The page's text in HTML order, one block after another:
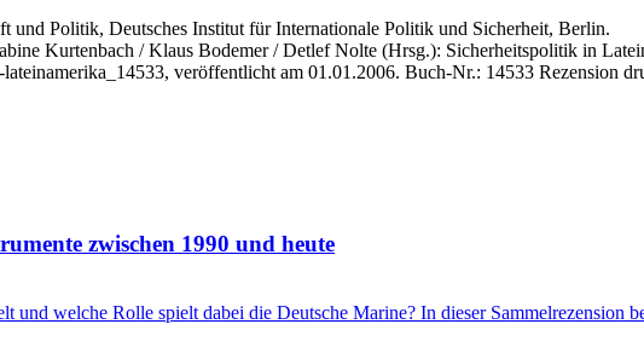
Politik, Deutsches Institut für Internationale Politik und Sicherheit, Berlin.
Kurtenbach / Klaus Bodemer / Detlef Nolte (Hrsg.): Sicherheitspolitik in
veröffentlicht am 01.01.2006. Buch-Nr.: 14533 Rezension
zwischen 1990 und heute
und welche Rolle spielt dabei die Deutsche Marine? In dieser Sammelrezension